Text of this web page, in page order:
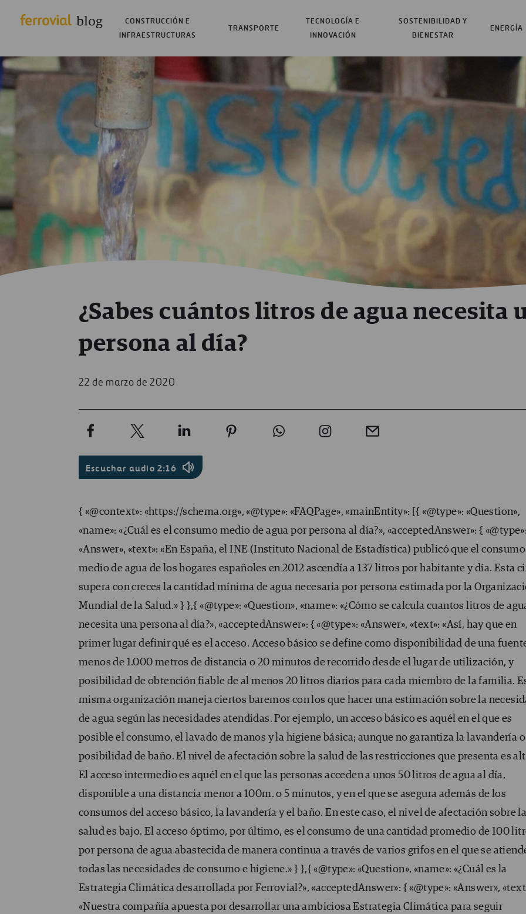
CONSTRUCCIÓN E
INFRAESTRUCTURAS
TRANSPORTE
TECNOLOGÍA E
INNOVACIÓN
SOSTENIBILIDAD Y
BIENESTAR
ENERGÍA
¿Sabes cuántos litros de agua necesita
persona al día?
22 de marzo de 2020
Escuchar audio 2:16
{ «@context»: «https://schema.org», «@type»: «FAQPage», «mainEntity»: [{ «@type»: «Question»,
«name»: «¿Cuál es el consumo medio de agua por persona al día?», «acceptedAnswer»: {
«Answer», «text»: «En España, el INE (Instituto Nacional de Estadística) publicó que el consumo
medio de agua de los hogares españoles en 2012 ascendía a 137 litros por habitante y día. Esta
supera con creces la cantidad mínima de agua necesaria por persona estimada por la
Mundial de la Salud.» } },{ «@type»: «Question», «name»: «¿Cómo se calcula cuantos litros de
necesita una persona al día?», «acceptedAnswer»: { «@type»: «Answer», «text»: «Así, hay que en
primer lugar definir qué es el acceso. Acceso básico se define como disponibilidad de una
menos de 1.000 metros de distancia o 20 minutos de recorrido desde el lugar de utilización, y
posibilidad de obtención fiable de al menos 20 litros diarios para cada miembro de la familia.
misma organización maneja ciertos baremos con los que hacer una estimación sobre la
de agua según las necesidades atendidas. Por ejemplo, un acceso básico es aquél en el que es
posible el consumo, el lavado de manos y la higiene básica; aunque no garantiza la lavandería
posibilidad de baño. El nivel de afectación sobre la salud de las restricciones que presenta es
El acceso intermedio es aquél en el que las personas acceden a unos 50 litros de agua al día,
disponible a una distancia menor a 100m. o 5 minutos, y en el que se asegura además de los
consumos del acceso básico, la lavandería y el baño. En este caso, el nivel de afectación sobre
salud es bajo. El acceso óptimo, por último, es el consumo de una cantidad promedio de 100
por persona de agua abastecida de manera continua a través de varios grifos en el que se
todas las necesidades de consumo e higiene.» } },{ «@type»: «Question», «name»: «¿Cuál es la
Estrategia Climática desarrollada por Ferrovial?», «acceptedAnswer»: { «@type»: «Answer»,
«Nuestra compañía apuesta por desarrollar una ambiciosa Estrategia Climática para seguir